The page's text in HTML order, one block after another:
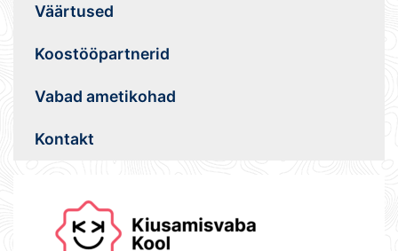
Väärtused
Koostööpartnerid
Vabad ametikohad
Kontakt